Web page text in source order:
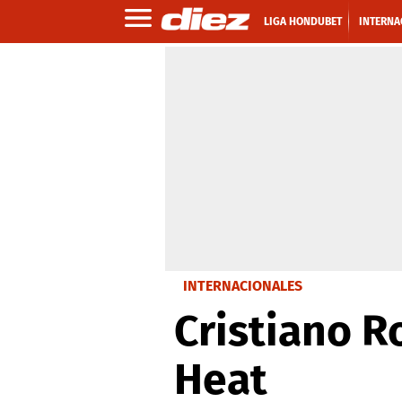
LIGA HONDUBET
INTERNACIONALES
Cristiano
Heat